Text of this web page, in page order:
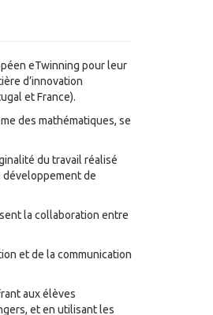
eTwinning pour leur
d’innovation
et France).
des mathématiques, se
du travail réalisé
développement de
la collaboration entre
et de la communication
aux élèves
et en utilisant les